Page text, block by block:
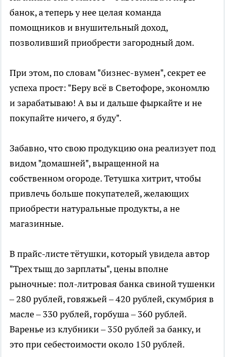
банок, а теперь у нее целая команда
помощников и внушительный доход,
позволивший приобрести загородный дом.
При этом, по словам "бизнес-вумен", секрет ее
успеха прост: "Беру всё в Светофоре, экономлю
и зарабатываю! А вы и дальше фыркайте и не
покупайте ничего, я буду".
Забавно, что свою продукцию она реализует под
видом "домашней", выращенной на
собственном огороде. Тетушка хитрит, чтобы
привлечь больше покупателей, желающих
приобрести натуральные продукты, а не
магазинные.
В прайс-листе тётушки, который увидела автор
"Трех тыщ до зарплаты", цены вполне
рыночные: пол-литровая банка свиной тушенки
– 280 рублей, говяжьей – 420 рублей, скумбрия в
масле – 330 рублей, горбуша – 360 рублей.
Варенье из клубники – 350 рублей за банку, и
это при себестоимости около 150 рублей.